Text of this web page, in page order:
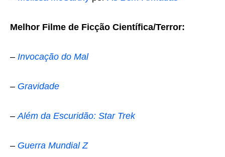
Melhor Filme de Ficção Científica/Terror:
– Invocação do Mal
– Gravidade
–Além da Escuridão: Star Trek
– Guerra Mundial Z